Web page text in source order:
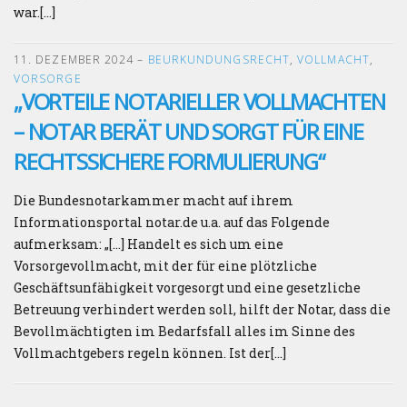
war.[…]
11. DEZEMBER 2024 – BEURKUNDUNGSRECHT,VOLLMACHT,
VORSORGE
„VORTEILE NOTARIELLER VOLLMACHTEN
– NOTAR BERÄT UND SORGT FÜR EINE
RECHTSSICHERE FORMULIERUNG“
Die Bundesnotarkammer macht auf ihrem
Informationsportal notar.de u.a. auf das Folgende
aufmerksam: „[…] Handelt es sich um eine
Vorsorgevollmacht, mit der für eine plötzliche
Geschäftsunfähigkeit vorgesorgt und eine gesetzliche
Betreuung verhindert werden soll, hilft der Notar, dass die
Bevollmächtigten im Bedarfsfall alles im Sinne des
Vollmachtgebers regeln können. Ist der[…]